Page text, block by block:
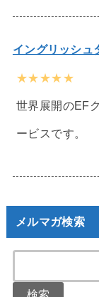
イングリッシュ
★★★★★
世界展開のEF
ービスです。
メルマガ検索